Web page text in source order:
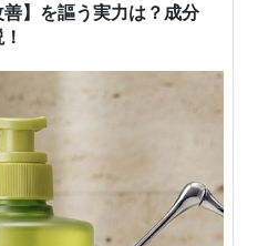
】を謳う実力は？成分